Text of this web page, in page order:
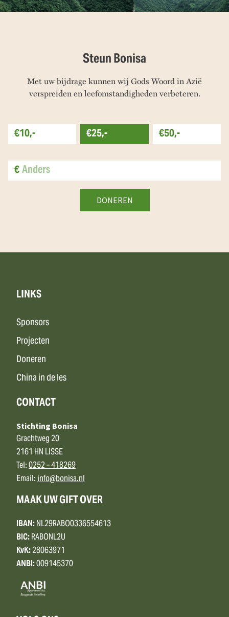
Steun Bonisa
Met uw bijdrage kunnen wij Gods Woord in Azië
verspreiden en leefomstandigheden verbeteren.
€10,- €25,-
€50,-
€
LINKS
Sponsors
Projecten
Doneren
China in de les
CONTACT
Stichting Bonisa
Grachtweg 20
2161 HN LISSE
Tel:0252 – 418269
Email:info@bonisa.nl
MAAK UW GIFT OVER
IBAN:NL29RABO0336554613
BIC:RABONL2U
KvK:28063971
ANBI:009145370